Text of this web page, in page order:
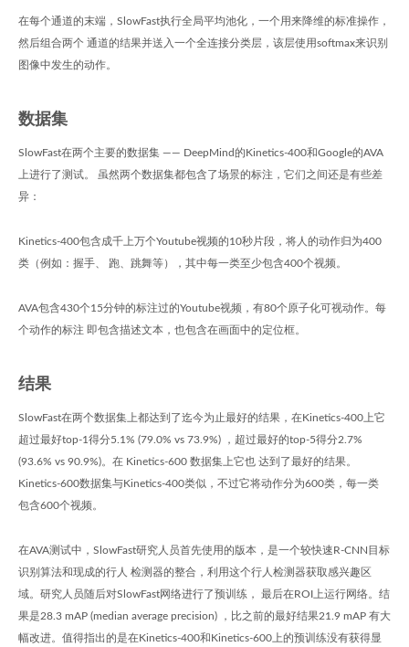
在每个通道的末端，SlowFast执行全局平均池化，一个用来降维的标准操作，
然后组合两个 通道的结果并送入一个全连接分类层，该层使用softmax来识别
图像中发生的动作。
数据集
SlowFast在两个主要的数据集 —— DeepMind的Kinetics-400和Google的AVA
上进行了测试。 虽然两个数据集都包含了场景的标注，它们之间还是有些差
异：
Kinetics-400包含成千上万个Youtube视频的10秒片段，将人的动作归为400
类（例如：握手、 跑、跳舞等），其中每一类至少包含400个视频。
AVA包含430个15分钟的标注过的Youtube视频，有80个原子化可视动作。每
个动作的标注 即包含描述文本，也包含在画面中的定位框。
结果
SlowFast在两个数据集上都达到了迄今为止最好的结果，在Kinetics-400上它
超过最好top-1得分5.1% (79.0% vs 73.9%) ，超过最好的top-5得分2.7%
(93.6% vs 90.9%)。在 Kinetics-600 数据集上它也 达到了最好的结果。
Kinetics-600数据集与Kinetics-400类似，不过它将动作分为600类，每一类
包含600个视频。
在AVA测试中，SlowFast研究人员首先使用的版本，是一个较快速R-CNN目标
识别算法和现成的行人 检测器的整合，利用这个行人检测器获取感兴趣区
域。研究人员随后对SlowFast网络进行了预训练， 最后在ROI上运行网络。结
果是28.3 mAP (median average precision) ，比之前的最好结果21.9 mAP 有大
幅改进。值得指出的是在Kinetics-400和Kinetics-600上的预训练没有获得显